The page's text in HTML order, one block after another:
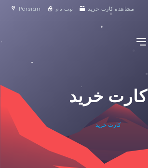
Persian ثبت نام مشاهده کارت خرید
کارت خرید
کارت خرید